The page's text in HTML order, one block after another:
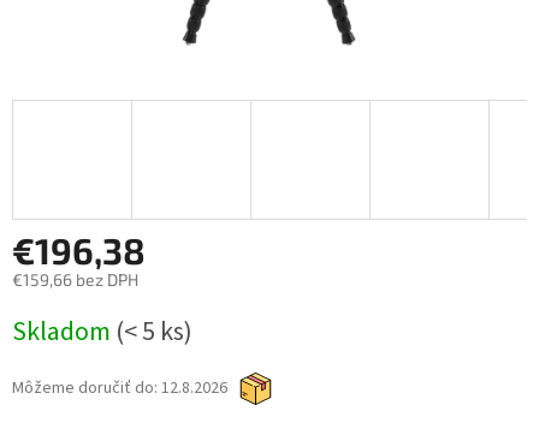
€196,38
€159,66 bez DPH
cena:
Skladom (< 5 ks)
Môžeme doručiť do: 12.8.2026